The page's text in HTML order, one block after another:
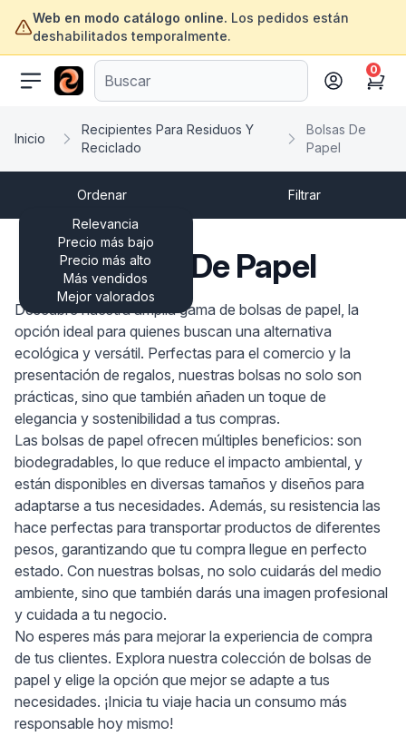
Web en modo catálogo online. Los pedidos están
deshabilitados temporalmente.
ofertasinformatica.com
Cart
0
Inicio
Recipientes Para Residuos Y
Reciclado
Bolsas De
Papel
Ordenar
Relevancia
Precio más bajo
Precio más alto
Más vendidos
Mejor valorados
Filtrar
Bolsas De Papel
Descubre nuestra amplia gama de bolsas de papel, la
opción ideal para quienes buscan una alternativa
ecológica y versátil. Perfectas para el comercio y la
presentación de regalos, nuestras bolsas no solo son
prácticas, sino que también añaden un toque de
elegancia y sostenibilidad a tus compras.
Las bolsas de papel ofrecen múltiples beneficios: son
biodegradables, lo que reduce el impacto ambiental, y
están disponibles en diversas tamaños y diseños para
adaptarse a tus necesidades. Además, su resistencia las
hace perfectas para transportar productos de diferentes
pesos, garantizando que tu compra llegue en perfecto
estado. Con nuestras bolsas, no solo cuidarás del medio
ambiente, sino que también darás una imagen profesional
y cuidada a tu negocio.
No esperes más para mejorar la experiencia de compra
de tus clientes. Explora nuestra colección de bolsas de
papel y elige la opción que mejor se adapte a tus
necesidades. ¡Inicia tu viaje hacia un consumo más
responsable hoy mismo!